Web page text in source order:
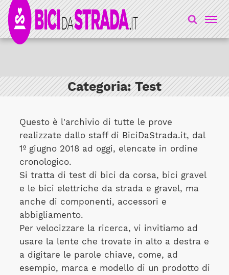
Categoria:Test
Questo è l'archivio di tutte le prove
realizzate dallo staff di BiciDaStrada.it, dal
1º giugno 2018 ad oggi, elencate in ordine
cronologico.
Si tratta di test di bici da corsa, bici gravel
e le bici elettriche da strada e gravel, ma
anche di componenti, accessori e
abbigliamento.
Per velocizzare la ricerca, vi invitiamo ad
usare la lente che trovate in alto a destra e
a digitare le parole chiave, come, ad
esempio, marca e modello di un prodotto di